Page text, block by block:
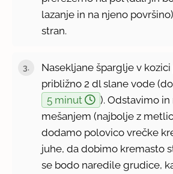
lazanje in na njeno
stran.
Nasekljane šparglje v
približno 2 dl slane vode
5 minut
). Odstavimo
mešanjem (najbolje z
dodamo polovico vrečke
juhe, da dobimo kremasto
se bodo naredile grudice,